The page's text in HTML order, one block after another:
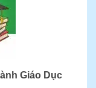
Giáo Dục